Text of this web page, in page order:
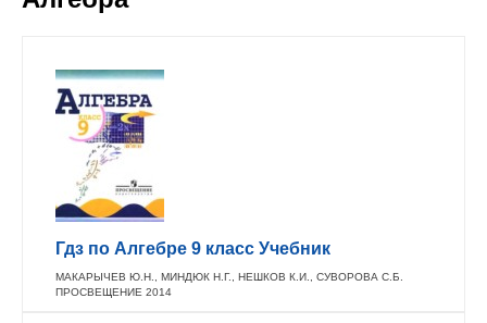
Гдз по Алгебре 9 класс Учебник
МАКАРЫЧЕВ Ю.Н., МИНДЮК Н.Г., НЕШКОВ К.И., СУВОРОВА С.Б.
ПРОСВЕЩЕНИЕ 2014